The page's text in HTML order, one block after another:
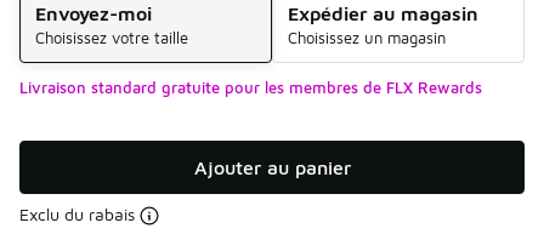
Envoyez-moi
Choisissez votre taille
Expédier au magasin
Choisissez un magasin
Livraison standard gratuite pour les membres de FLX Rewards
Ajouter au panier
Exclu du rabais